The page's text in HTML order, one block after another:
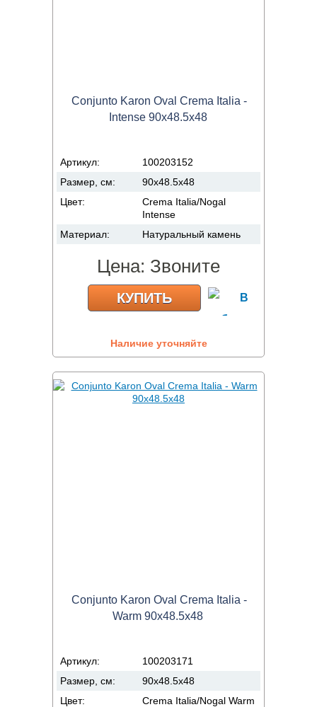
Conjunto Karon Oval Crema Italia -
Intense 90x48.5x48
Артикул:
100203152
Размер, см:
90x48.5x48
Цвет:
Crema Italia/Nogal
Intense
Материал:
Натуральный камень
Цена: Звоните
КУПИТЬ
Наличие уточняйте
Conjunto Karon Oval Crema Italia -
Warm 90x48.5x48
Артикул:
100203171
Размер, см:
90x48.5x48
Цвет:
Crema Italia/Nogal Warm